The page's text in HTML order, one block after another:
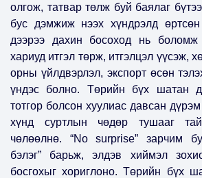
олгож, татвар төлж буй баялаг
бус дэмжиж нээх хүндрэлд
дээрээ дахин босоход нь боломж
хариуд итгэл төрж, итгэлцэл үүсэж,
орны үйлдвэрлэл, экспорт өсөн
үндэс болно. Төрийн бүх шатан
тотгор болсон хуулиас давсан
хүнд суртлын чөдөр тушааг
чөлөөлнө. “No surprise” зарчим
бэлэг” барьж, элдэв хиймэл
босгохыг хориглоно. Төрийн бүх